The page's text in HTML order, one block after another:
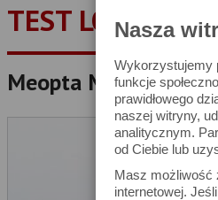
Nasza
Wykorzystujemy
funkcje
prawidłowego
naszej witryny,
analitycznym.
od Ciebie lub
Masz możliwość
internetowej.
TEST LORNETKI
Meopta Meostar B1